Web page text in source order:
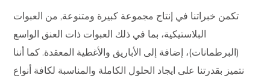
تكمن خبراتنا في إنتاج مجموعة كبيرة ومتنوعة, من العبوات
البلاستيكية، بما في ذلك العبوات ذات العنق الواسع
(البرطمانات)، إضافة إلى الأباريق والأغطية المعقدة. كما أننا
نتميز بقدرتنا على ايجاد الحلول الكاملة والمناسبة لكافة أنواع